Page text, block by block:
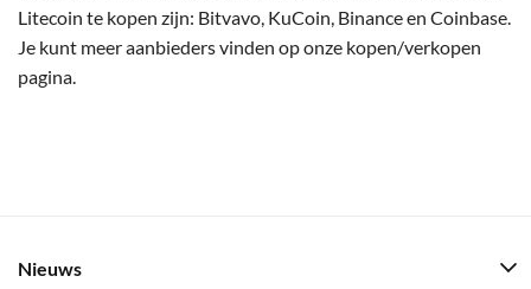
Litecoin te kopen zijn: Bitvavo, KuCoin, Binance en Coinbase.
Je kunt meer aanbieders vinden op onze kopen/verkopen
pagina.
Nieuws